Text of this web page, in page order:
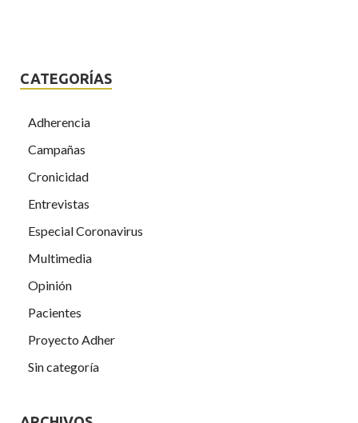
CATEGORÍAS
Adherencia
Campañas
Cronicidad
Entrevistas
Especial Coronavirus
Multimedia
Opinión
Pacientes
Proyecto Adher
Sin categoría